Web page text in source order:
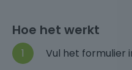
Hoe het werkt
Vul het formulier